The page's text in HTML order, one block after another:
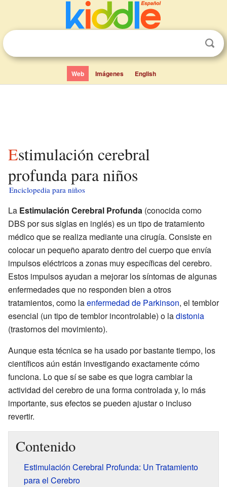
Web Imágenes English
Estimulación cerebral
profunda para niños
Enciclopedia para niños
La Estimulación Cerebral Profunda (conocida como
DBS por sus siglas en inglés) es un tipo de tratamiento
médico que se realiza mediante una cirugía. Consiste en
colocar un pequeño aparato dentro del cuerpo que envía
impulsos eléctricos a zonas muy específicas del cerebro.
Estos impulsos ayudan a mejorar los síntomas de algunas
enfermedades que no responden bien a otros
tratamientos, como laenfermedad de Parkinson, el temblor
esencial (un tipo de temblor incontrolable) o ladistonia
(trastornos del movimiento).
Aunque esta técnica se ha usado por bastante tiempo, los
científicos aún están investigando exactamente cómo
funciona. Lo que sí se sabe es que logra cambiar la
actividad del cerebro de una forma controlada y, lo más
importante, sus efectos se pueden ajustar o incluso
revertir.
Contenido
Estimulación Cerebral Profunda: Un Tratamiento
para el Cerebro